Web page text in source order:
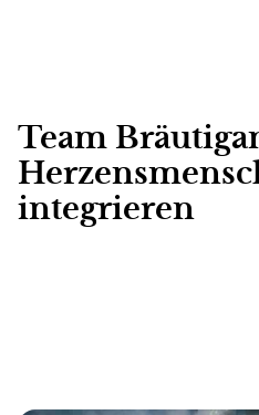
Team
integrieren